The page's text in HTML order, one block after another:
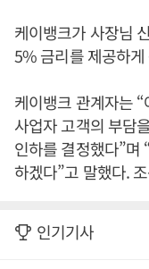
케이뱅크가 사장님
5% 금리를 제공하게
케이뱅크 관계자는
사업자 고객의 부담
인하를 결정했다”며
하겠다”고 말했다.
인기기사